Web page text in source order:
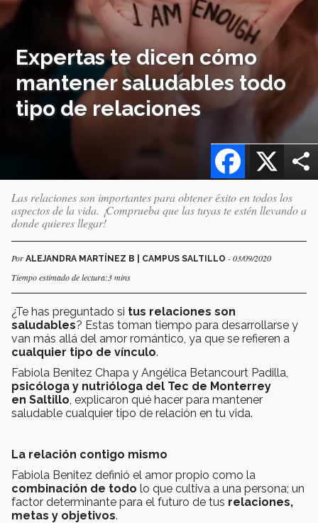
Expertas te dicen cómo
mantener saludables todo
tipo de relaciones
X
Facebook
Las relaciones son importantes para obtener éxito en todos los
aspectos de la vida. ¡Comprueba que las tuyas te estén llevando a
donde quieres llegar!
Por ALEJANDRA MARTÍNEZ B | CAMPUS SALTILLO - 03/09/2020
Tiempo estimado de lectura:3 mins
¿Te has preguntado si tus relaciones son
saludables? Estas toman tiempo para desarrollarse y
van más allá del amor romántico, ya que se refieren a
cualquier tipo de vínculo.
Fabiola Benitez Chapa y Angélica Betancourt Padilla,
psicóloga y nutrióloga del Tec de Monterrey
en Saltillo , explicaron qué hacer para mantener
saludable cualquier tipo de relación en tu vida.
La relación contigo mismo
Fabiola Benitez definió el amor propio como la
combinación de todo lo que cultiva a una persona; un
factor determinante para el futuro de tus relaciones,
metas y objetivos.